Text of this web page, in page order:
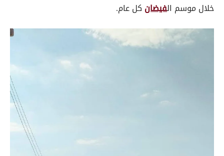
خلال موسم الفيضان كل عام.